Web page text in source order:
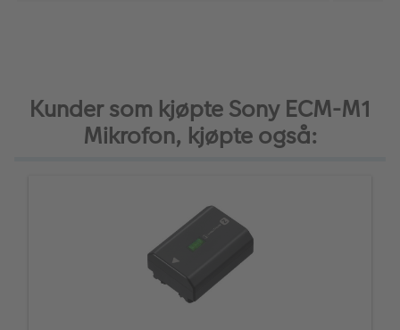
Kunder som kjøpte Sony ECM-M1
Mikrofon, kjøpte også: